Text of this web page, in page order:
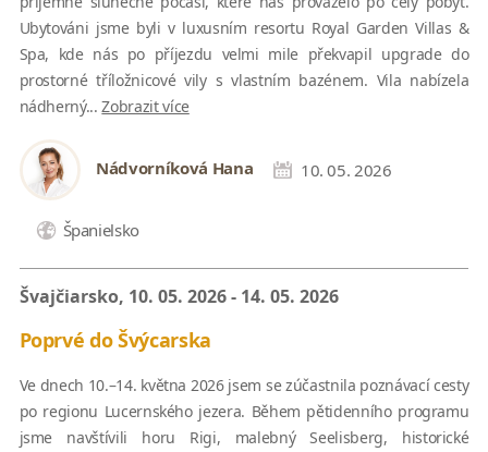
Ubytováni jsme byli v luxusním resortu Royal Garden Villas &
Spa, kde nás po příjezdu velmi mile překvapil upgrade do
prostorné tříložnicové vily s vlastním bazénem. Vila nabízela
nádherný...Zobrazit více
Nádvorníková Hana 10. 05. 2026
Španielsko
Švajčiarsko, 10. 05. 2026 - 14. 05. 2026
Poprvé do Švýcarska
Ve dnech 10.–14. května 2026 jsem se zúčastnila poznávací cesty
po regionu Lucernského jezera. Během pětidenního programu
jsme navštívili horu Rigi, malebný Seelisberg, historické